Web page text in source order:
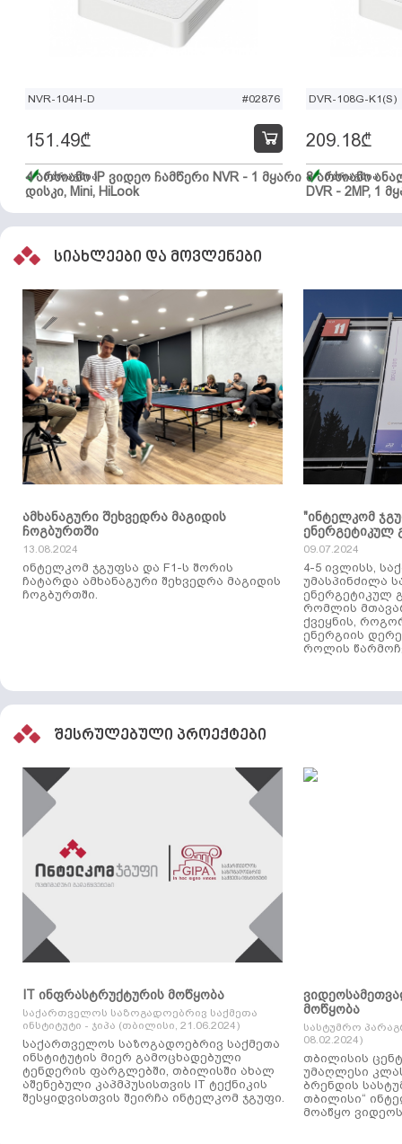
NVR-104H-D #02876
4 არხიანი IP ვიდეო ჩამწერი NVR - 1 მყარი
დისკი, Mini, HiLook
151.49₾
მარაგშია
DVR-108G-K1(S)
8 არხიანი
DVR - 2MP, 1
209.18₾
მარაგშია
სიახლეები და მოვლენები
ამხანაგური შეხვედრა მაგიდის
ჩოგბურთში
13.08.2024
ინტელკომ ჯგუფსა და F1-ს შორის
ჩატარდა ამხანაგური შეხვედრა მაგიდის
ჩოგბურთში.
"ინტელკომ
ენერგეტიკულ
09.07.2024
4-5 ივლისს,
უმასპინძილა
ენერგეტიკულ
რომლის
ქვეყნის,
ენერგიის
როლის
შესრულებული პროექტები
IT ინფრასტრუქტურის მოწყობა
საქართველოს საზოგადოებრივ საქმეთა
ინსტიტუტი - ჯიპა (თბილისი, 21.06.2024)
საქართველოს საზოგადოებრივ საქმეთა
ინსტიტუტის მიერ გამოცხადებული
ტენდერის ფარგლებში, თბილისში ახალ
აშენებული კაპმპუსისთვის IT ტექნიკის
შესყიდვისთვის შეირჩა ინტელკომ ჯგუფი.
მოწყობა
სასტუმრო
08.02.2024)
თბილისის
უმაღლესი
ბრენდის
თბილისი“
მოაწყო